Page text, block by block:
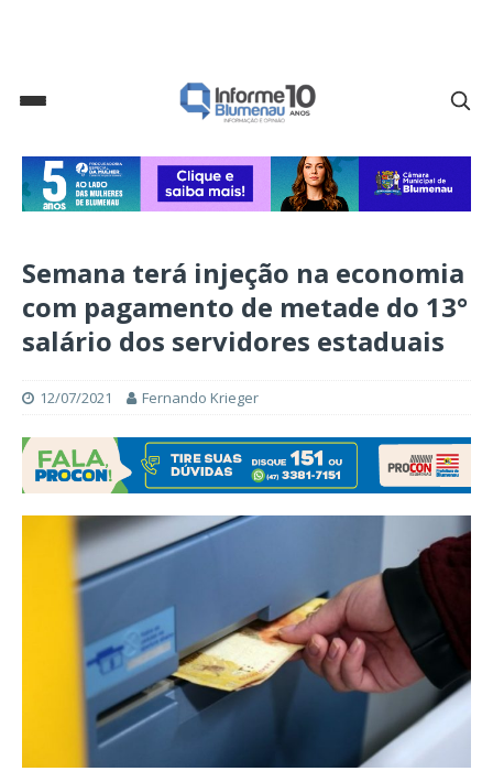
Semana terá injeção na economia
com pagamento de metade do 13°
salário dos servidores estaduais
12/07/2021 Fernando Krieger